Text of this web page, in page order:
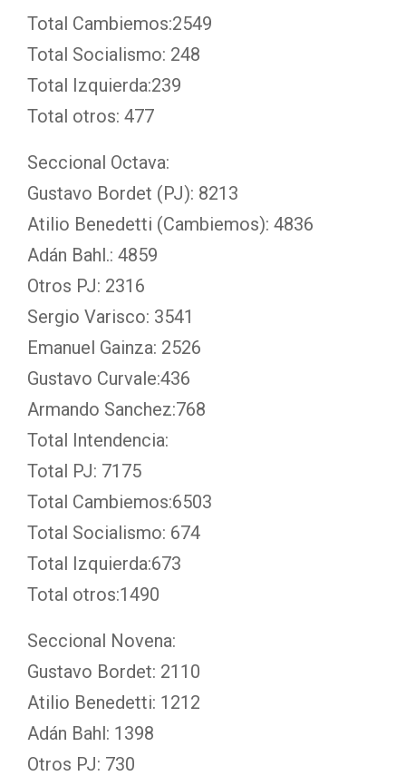
Total Cambiemos:2549
Total Socialismo: 248
Total Izquierda:239
Total otros: 477
Seccional Octava:
Gustavo Bordet (PJ): 8213
Atilio Benedetti (Cambiemos): 4836
Adán Bahl.: 4859
Otros PJ: 2316
Sergio Varisco: 3541
Emanuel Gainza: 2526
Gustavo Curvale:436
Armando Sanchez:768
Total Intendencia:
Total PJ: 7175
Total Cambiemos:6503
Total Socialismo: 674
Total Izquierda:673
Total otros:1490
Seccional Novena:
Gustavo Bordet: 2110
Atilio Benedetti: 1212
Adán Bahl: 1398
Otros PJ: 730